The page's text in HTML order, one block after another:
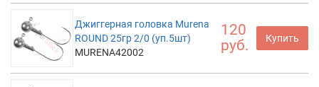
Джиггерная головка Murena
ROUND 25гр 2/0 (уп.5шт)
MURENA42002
120
руб.
Купить